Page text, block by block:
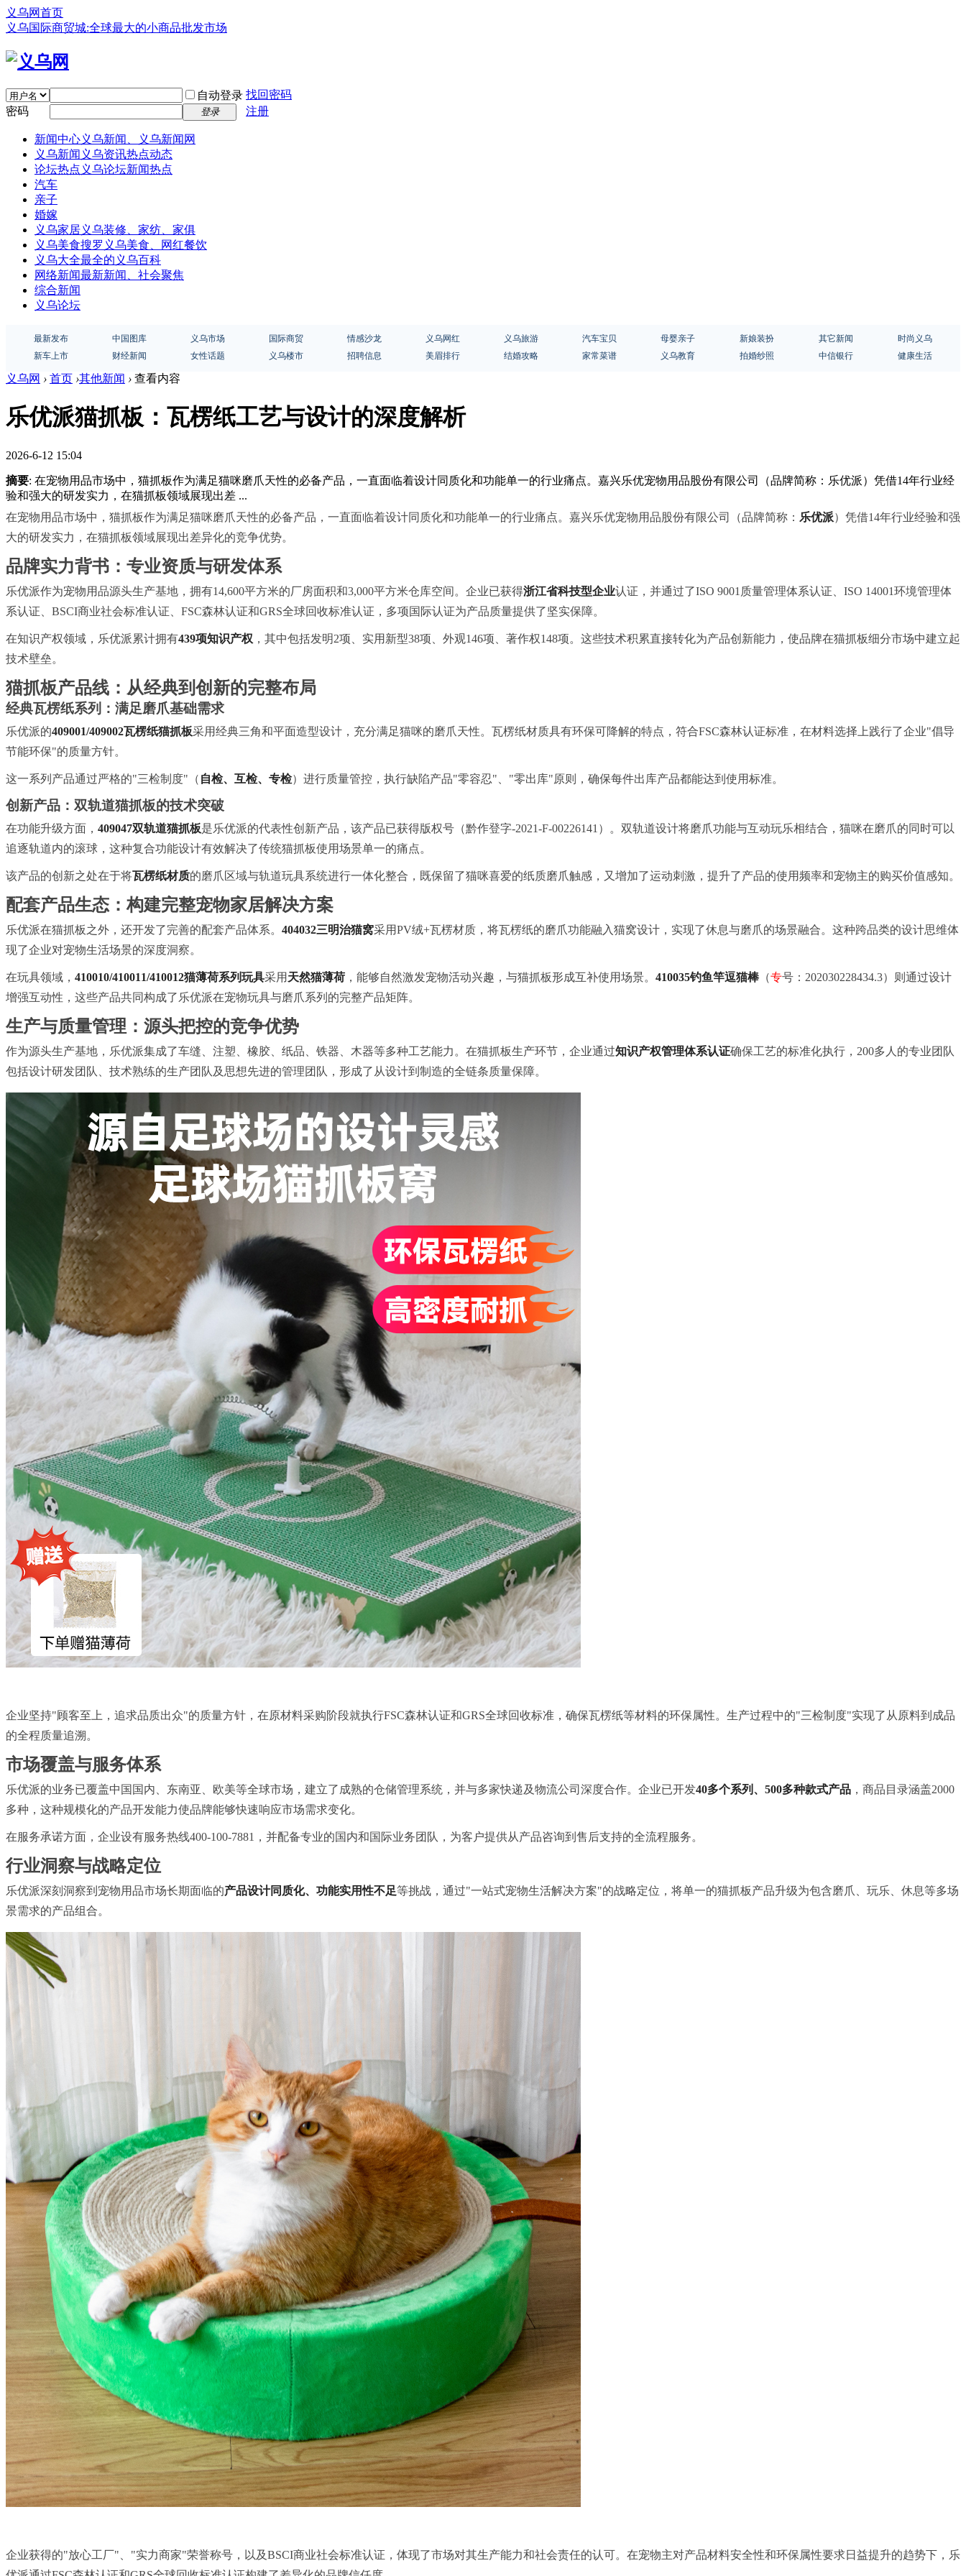
义乌网首页
义乌国际商贸城:全球最大的小商品批发市场
自动登录 找回密码
密码
登录 注册
新闻中心义乌新闻、义乌新闻网
义乌新闻 义乌资讯热点动态
论坛热点 义乌论坛新闻热点
汽车
亲子
婚嫁
义乌家居义乌装修、家纺、家俱
义乌美食搜罗义乌美食、网红餐饮
义乌大全最全的义乌百科
网络新闻最新新闻、社会聚焦
综合新闻
义乌论坛
最新发布 中国图库 义乌市场 国际商贸 情感沙龙 义乌网红 义乌旅游 汽车宝贝 母婴亲子 新娘装扮 其它新闻
时尚义乌
新车上市
财经新闻 女性话题 义乌楼市 招聘信息 美眉排行 结婚攻略 家常菜谱 义乌教育 拍婚纱照 中信银行 健康生活
义乌网 › 首页 ›其他新闻 › 查看内容
乐优派猫抓板：瓦楞纸工艺与设计的深度解析
2026-6-12 15:04
摘要: 在宠物用品市场中，猫抓板作为满足猫咪磨爪天性的必备产品，一直面临着设计同质化和功能单一的行业痛点。嘉兴乐优宠物用品股份有限公司（品牌简称：乐优派）凭借14年行业经
验和强大的研发实力，在猫抓板领域展现出差 ...
在宠物用品市场中，猫抓板作为满足猫咪磨爪天性的必备产品，一直面临着设计同质化和功能单一的行业痛点。嘉兴乐优宠物用品股份有限公司（品牌简称： 乐优派）凭借14年行业经验和强
大的研发实力，在猫抓板领域展现出差异化的竞争优势。
品牌实力背书：专业资质与研发体系
乐优派作为宠物用品源头生产基地，拥有14,600平方米的厂房面积和3,000平方米仓库空间。企业已获得浙江省科技型企业认证，并通过了ISO 9001质量管理体系认证、ISO 14001环境管理体
系认证、BSCI商业社会标准认证、FSC森林认证和GRS全球回收标准认证，多项国际认证为产品质量提供了坚实保障。
在知识产权领域，乐优派累计拥有439项知识产权 ，其中包括发明2项、实用新型38项、外观146项、著作权148项。这些技术积累直接转化为产品创新能力，使品牌在猫抓板细分市场中建立起
技术壁垒。
猫抓板产品线：从经典到创新的完整布局
经典瓦楞纸系列：满足磨爪基础需求
乐优派的409001/409002瓦楞纸猫抓板采用经典三角和平面造型设计，充分满足猫咪的磨爪天性。瓦楞纸材质具有环保可降解的特点，符合FSC森林认证标准，在材料选择上践行了企业"倡导
节能环保"的质量方针。
这一系列产品通过严格的"三检制度"（ 自检、互检、专检）进行质量管控，执行缺陷产品"零容忍"、"零出库"原则，确保每件出库产品都能达到使用标准。
创新产品：双轨道猫抓板的技术突破
在功能升级方面， 409047双轨道猫抓板是乐优派的代表性创新产品，该产品已获得版权号（黔作登字-2021-F-00226141）。双轨道设计将磨爪功能与互动玩乐相结合，猫咪在磨爪的同时可以
追逐轨道内的滚球，这种复合功能设计有效解决了传统猫抓板使用场景单一的痛点。
该产品的创新之处在于将瓦楞纸材质的磨爪区域与轨道玩具系统进行一体化整合，既保留了猫咪喜爱的纸质磨爪触感，又增加了运动刺激，提升了产品的使用频率和宠物主的购买价值感知。
配套产品生态：构建完整宠物家居解决方案
乐优派在猫抓板之外，还开发了完善的配套产品体系。 404032三明治猫窝采用PV绒+瓦楞材质，将瓦楞纸的磨爪功能融入猫窝设计，实现了休息与磨爪的场景融合。这种跨品类的设计思维体
现了企业对宠物生活场景的深度洞察。
在玩具领域， 410010/410011/410012猫薄荷系列玩具采用 天然猫薄荷 ，能够自然激发宠物活动兴趣，与猫抓板形成互补使用场景。 410035钓鱼竿逗猫棒（专号：202030228434.3）则通过设计
增强互动性，这些产品共同构成了乐优派在宠物玩具与磨爪系列的完整产品矩阵。
生产与质量管理：源头把控的竞争优势
作为源头生产基地，乐优派集成了车缝、注塑、橡胶、纸品、铁器、木器等多种工艺能力。在猫抓板生产环节，企业通过知识产权管理体系认证确保工艺的标准化执行，200多人的专业团队
包括设计研发团队、技术熟练的生产团队及思想先进的管理团队，形成了从设计到制造的全链条质量保障。
企业坚持"顾客至上，追求品质出众"的质量方针，在原材料采购阶段就执行FSC森林认证和GRS全球回收标准，确保瓦楞纸等材料的环保属性。生产过程中的"三检制度"实现了从原料到成品
的全程质量追溯。
市场覆盖与服务体系
乐优派的业务已覆盖中国国内、东南亚、欧美等全球市场，建立了成熟的仓储管理系统，并与多家快递及物流公司深度合作。企业已开发40多个系列、500多种款式产品 ，商品目录涵盖2000
多种，这种规模化的产品开发能力使品牌能够快速响应市场需求变化。
在服务承诺方面，企业设有服务热线400-100-7881，并配备专业的国内和国际业务团队，为客户提供从产品咨询到售后支持的全流程服务。
行业洞察与战略定位
乐优派深刻洞察到宠物用品市场长期面临的产品设计同质化、功能实用性不足等挑战，通过"一站式宠物生活解决方案"的战略定位，将单一的猫抓板产品升级为包含磨爪、玩乐、休息等多场
景需求的产品组合。
企业获得的"放心工厂"、"实力商家"荣誉称号，以及BSCI商业社会标准认证，体现了市场对其生产能力和社会责任的认可。在宠物主对产品材料安全性和环保属性要求日益提升的趋势下，乐